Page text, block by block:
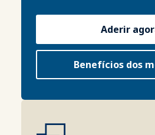
Aderir
Benefícios dos